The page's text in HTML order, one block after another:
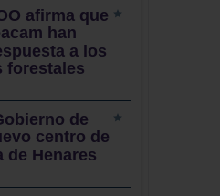
afirma que
han
a los
forestales
de
centro de
de Henares